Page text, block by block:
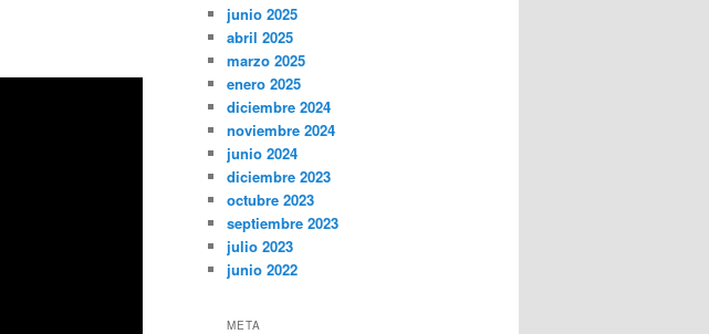
junio 2025
abril 2025
marzo 2025
enero 2025
diciembre 2024
noviembre 2024
junio 2024
diciembre 2023
octubre 2023
septiembre 2023
julio 2023
junio 2022
META